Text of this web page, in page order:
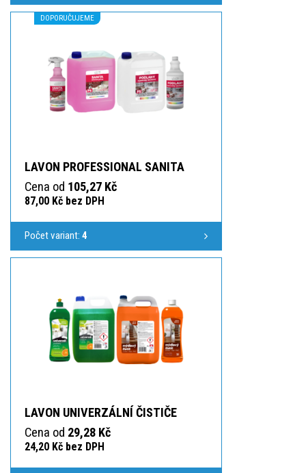
DOPORUČUJEME
LAVON PROFESSIONAL SANITA
Cena od 105,27 Kč
87,00 Kč bez DPH
Počet variant: 4
LAVON UNIVERZÁLNÍ ČISTIČE
Cena od 29,28 Kč
24,20 Kč bez DPH